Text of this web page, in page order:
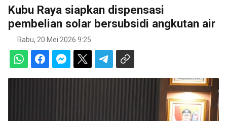
Kubu Raya siapkan dispensasi
pembelian solar bersubsidi angkutan air
Rabu, 20 Mei 2026 9:25